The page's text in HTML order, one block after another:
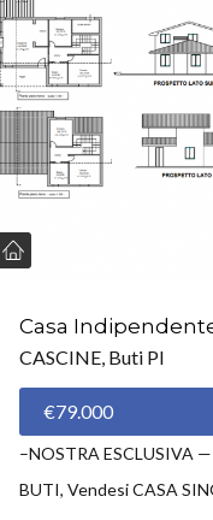
Casa Indipendente
CASCINE, Buti PI
€79.000
–NOSTRA ESCLUSIVA
BUTI, Vendesi CASA